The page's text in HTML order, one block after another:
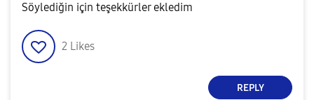
Söylediğin için teşekkürler ekledim
2 Likes
REPLY